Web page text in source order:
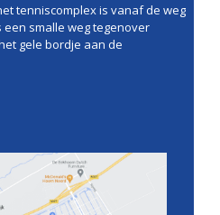
tenniscomplex is vanaf de weg
een smalle weg tegenover
gele bordje aan de